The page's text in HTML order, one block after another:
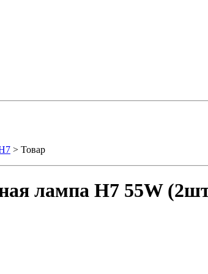
> Товар
лампа H7 55W